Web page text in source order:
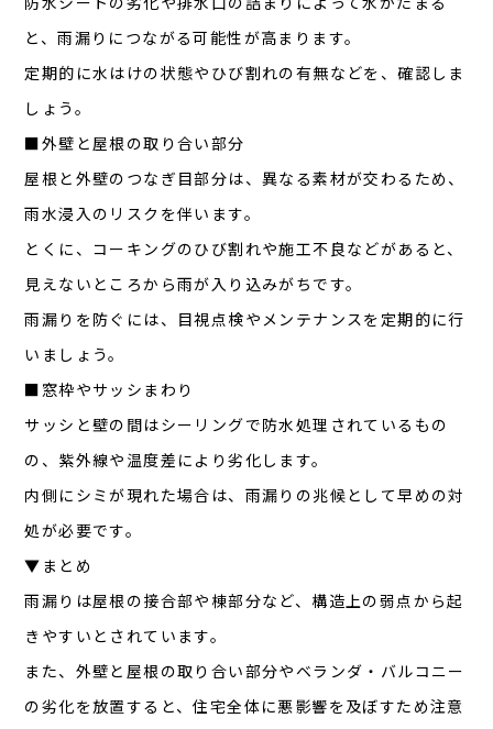
と、雨漏りにつながる可能性が高まります。
定期的に水はけの状態やひび割れの有無などを、確認しま
しょう。
■外壁と屋根の取り合い部分
屋根と外壁のつなぎ目部分は、異なる素材が交わるため、
雨水浸入のリスクを伴います。
とくに、コーキングのひび割れや施工不良などがあると、
見えないところから雨が入り込みがちです。
雨漏りを防ぐには、目視点検やメンテナンスを定期的に行
いましょう。
■窓枠やサッシまわり
サッシと壁の間はシーリングで防水処理されているもの
の、紫外線や温度差により劣化します。
内側にシミが現れた場合は、雨漏りの兆候として早めの対
処が必要です。
▼まとめ
雨漏りは屋根の接合部や棟部分など、構造上の弱点から起
きやすいとされています。
また、外壁と屋根の取り合い部分やベランダ・バルコニー
の劣化を放置すると、住宅全体に悪影響を及ぼすため注意